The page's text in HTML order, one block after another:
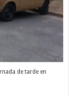
de tarde en